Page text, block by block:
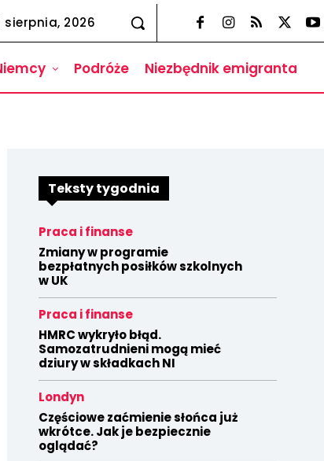
sierpnia, 2026
Podróże Niezbędnik emigranta
Teksty tygodnia
Praca i finanse
Zmiany w programie
bezpłatnych posiłków szkolnych
w UK
Praca i finanse
HMRC wykryło błąd.
Samozatrudnieni mogą mieć
dziury w składkach NI
Londyn
Częściowe zaćmienie słońca już
wkrótce. Jak je bezpiecznie
oglądać?